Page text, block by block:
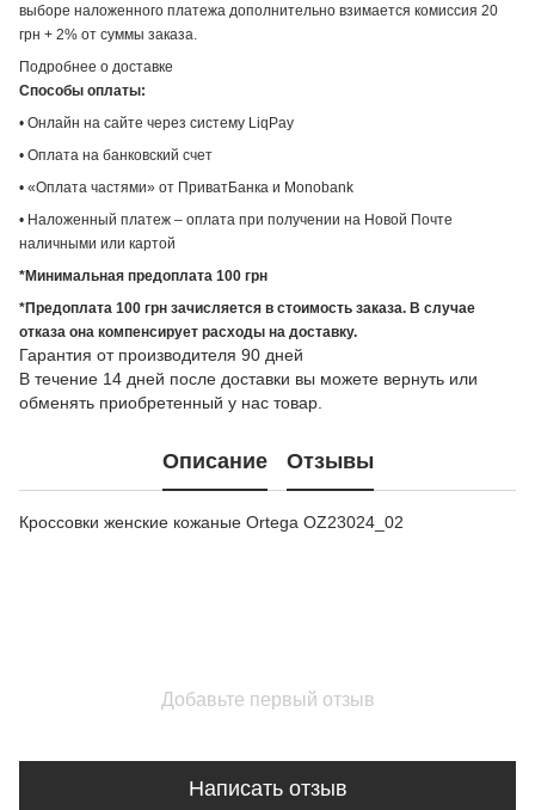
выборе наложенного платежа дополнительно взимается комиссия 20
грн + 2% от суммы заказа.
Подробнее о доставке
Способы оплаты:
• Онлайн на сайте через систему LiqPay
• Оплата на банковский счет
• «Оплата частями» от ПриватБанка и Monobank
• Наложенный платеж – оплата при получении на Новой Почте
наличными или картой
*Минимальная предоплата 100 грн
*Предоплата 100 грн зачисляется в стоимость заказа. В случае
отказа она компенсирует расходы на доставку.
Гарантия от производителя 90 дней
В течение 14 дней после доставки вы можете вернуть или
обменять приобретенный у нас товар.
Описание Отзывы
Кроссовки женские кожаные Ortega OZ23024_02
Добавьте первый отзыв
Написать отзыв